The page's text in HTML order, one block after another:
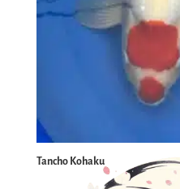
Tancho Kohaku